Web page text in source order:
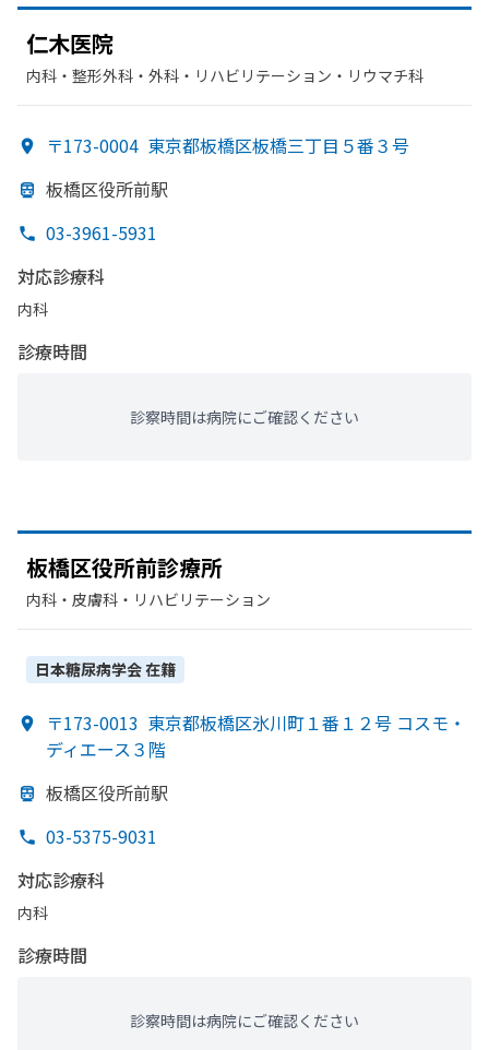
仁木医院
内科・​整形外科・​外科・​リハビリテーション・​リウマチ科
〒173-0004 東京都板橋区板橋三丁目５番３号
板橋区役所前駅
03-3961-5931
対応診療科
内科
診療時間
診察時間は病院にご確認ください
板橋区役所前診療所
内科・​皮膚科・​リハビリテーション
日本糖尿病学会在籍
〒173-0013 東京都板橋区氷川町１番１２号 コスモ・
ディエース３階
板橋区役所前駅
03-5375-9031
対応診療科
内科
診療時間
診察時間は病院にご確認ください